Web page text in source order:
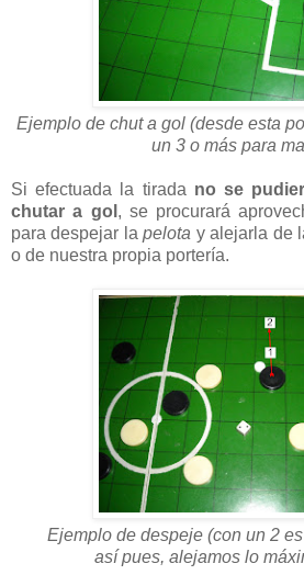
Ejemplo de chut a gol (desde esta
un 3 o más para
Si efectuada la tirada no se
chutar a gol , se procurará
para despejar lapelota y alejarla de
o de nuestra propia portería.
Ejemplo de despeje (con un 2
así pues, alejamos lo